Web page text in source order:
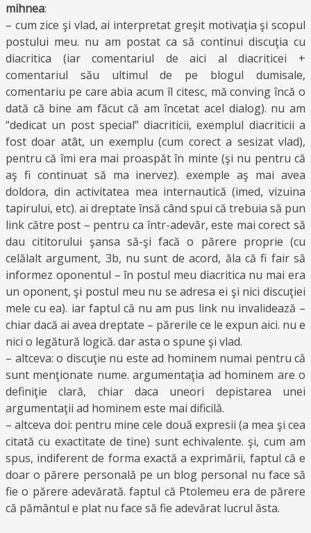
mihnea:
– cum zice şi vlad, ai interpretat greşit motivaţia şi scopul
postului meu. nu am postat ca să continui discuţia cu
diacritica (iar comentariul de aici al diacriticei +
comentariul său ultimul de pe blogul dumisale,
comentariu pe care abia acum îl citesc, mă conving încă o
dată că bine am făcut că am încetat acel dialog). nu am
“dedicat un post special” diacriticii, exemplul diacriticii a
fost doar atât, un exemplu (cum corect a sesizat vlad),
pentru că îmi era mai proaspăt în minte (şi nu pentru că
aş fi continuat să ma inervez). exemple aş mai avea
doldora, din activitatea mea internautică (imed, vizuina
tapirului, etc). ai dreptate însă când spui că trebuia să pun
link către post – pentru ca într-adevăr, este mai corect să
dau cititorului şansa să-şi facă o părere proprie (cu
celălalt argument, 3b, nu sunt de acord, ăla că fi fair să
informez oponentul – în postul meu diacritica nu mai era
un oponent, şi postul meu nu se adresa ei şi nici discuţiei
mele cu ea). iar faptul că nu am pus link nu invalidează –
chiar dacă ai avea dreptate – părerile ce le expun aici. nu e
nici o legătură logică. dar asta o spune şi vlad.
– altceva: o discuţie nu este ad hominem numai pentru că
sunt menţionate nume. argumentaţia ad hominem are o
definiţie clară, chiar daca uneori depistarea unei
argumentaţii ad hominem este mai dificilă.
– altceva doi: pentru mine cele două expresii (a mea şi cea
citată cu exactitate de tine) sunt echivalente. şi, cum am
spus, indiferent de forma exactă a exprimării, faptul că e
doar o părere personală pe un blog personal nu face să
fie o părere adevărată. faptul că Ptolemeu era de părere
că pământul e plat nu face să fie adevărat lucrul ăsta.